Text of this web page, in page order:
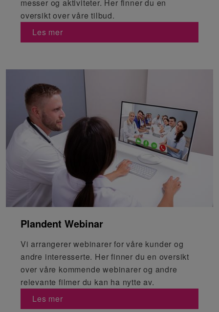
messer og aktiviteter. Her finner du en
oversikt over våre tilbud.
Les mer
Plandent Webinar
Vi arrangerer webinarer for våre kunder og
andre interesserte. Her finner du en oversikt
over våre kommende webinarer og andre
relevante filmer du kan ha nytte av.
Les mer